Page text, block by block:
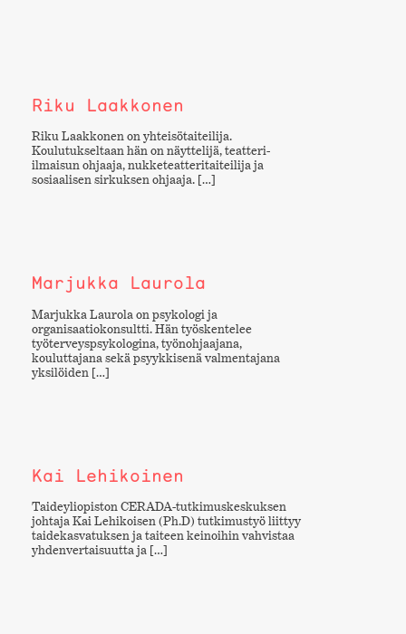
Riku Laakkonen
Riku Laakkonen on yhteisötaiteilija.
Koulutukseltaan hän on näyttelijä, teatteri-
ilmaisun ohjaaja, nukketeatteritaiteilija ja
sosiaalisen sirkuksen ohjaaja. […]
Marjukka Laurola
Marjukka Laurola on psykologi ja
organisaatiokonsultti. Hän työskentelee
työterveyspsykologina, työnohjaajana,
kouluttajana sekä psyykkisenä valmentajana
yksilöiden […]
Kai Lehikoinen
Taideyliopiston CERADA-tutkimuskeskuksen
johtaja Kai Lehikoisen (Ph.D) tutkimustyö liittyy
taidekasvatuksen ja taiteen keinoihin vahvistaa
yhdenvertaisuutta ja […]